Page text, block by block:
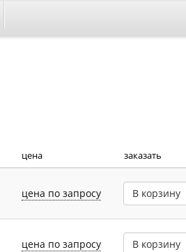
цена заказать
цена по запросу В корзину
цена по запросу В корзину